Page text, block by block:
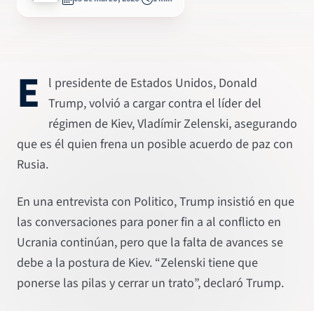
E
l presidente de Estados Unidos, Donald
Trump, volvió a cargar contra el líder del
régimen de Kiev, Vladímir Zelenski, asegurando
que es él quien frena un posible acuerdo de paz con
Rusia.
En una entrevista con Politico, Trump insistió en que
las conversaciones para poner fin a al conflicto en
Ucrania continúan, pero que la falta de avances se
debe a la postura de Kiev. “Zelenski tiene que
ponerse las pilas y cerrar un trato”, declaró Trump.